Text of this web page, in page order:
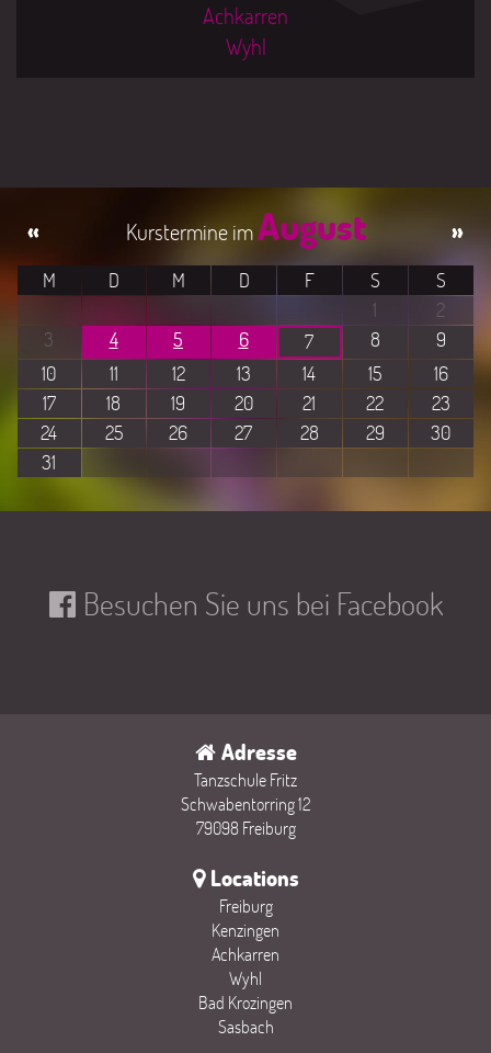
Achkarren
Wyhl
August
« »
M D M D F S
S
1
2
3
4 5 6 7 8
9
10
11 12 13 14 15
16
17
18 19 20 21 22
23
24
25 26 27 28 29
30
31
Besuchen Sie uns bei Facebook
Adresse
Tanzschule Fritz
Schwabentorring 12
79098 Freiburg
Locations
Freiburg
Kenzingen
Achkarren
Wyhl
Bad Krozingen
Sasbach